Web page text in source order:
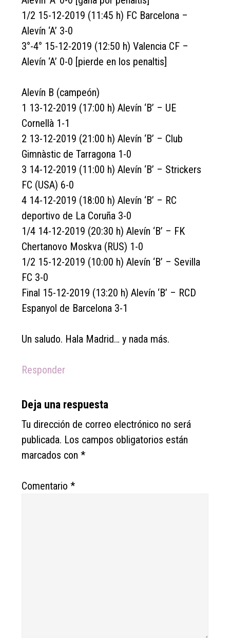
1/2 15-12-2019 (11:45 h) FC Barcelona –
Alevín ‘A’ 3-0
3°-4° 15-12-2019 (12:50 h) Valencia CF –
Alevín ‘A’ 0-0 [pierde en los penaltis]
Alevín B (campeón)
1 13-12-2019 (17:00 h) Alevín ‘B’ – UE
Cornellà 1-1
2 13-12-2019 (21:00 h) Alevín ‘B’ – Club
Gimnàstic de Tarragona 1-0
3 14-12-2019 (11:00 h) Alevín ‘B’ – Strickers
FC (USA) 6-0
4 14-12-2019 (18:00 h) Alevín ‘B’ – RC
deportivo de La Coruña 3-0
1/4 14-12-2019 (20:30 h) Alevín ‘B’ – FK
Chertanovo Moskva (RUS) 1-0
1/2 15-12-2019 (10:00 h) Alevín ‘B’ – Sevilla
FC 3-0
Final 15-12-2019 (13:20 h) Alevín ‘B’ – RCD
Espanyol de Barcelona 3-1
Un saludo. Hala Madrid… y nada más.
Responder
Deja una respuesta
Tu dirección de correo electrónico no será
publicada. Los campos obligatorios están
marcados con*
Comentario*